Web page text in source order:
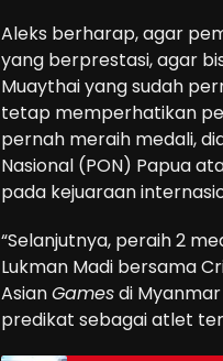
Aleks berharap, agar
yang berprestasi, agar
Muaythai yang sudah
tetap memperhatikan
pernah meraih medali,
Nasional (PON) Papua
pada kejuaraan
“Selanjutnya, peraih 2
Lukman Madi bersama
AsianGamesdi
predikat sebagai atlet